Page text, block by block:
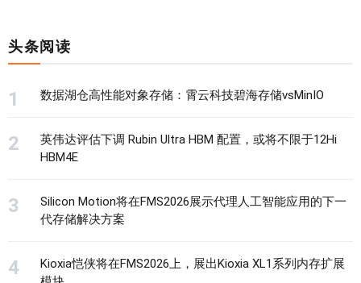
头条阅读
数据湖仓高性能对象存储：霄云科技碧海存储vsMinIO
英伟达评估下调 Rubin Ultra HBM 配置，或将不限于12Hi
HBM4E
Silicon Motion将在FMS2026展示代理人工智能应用的下一
代存储解决方案
Kioxia恺侠将在FMS2026上，展出Kioxia XL1系列内存扩展